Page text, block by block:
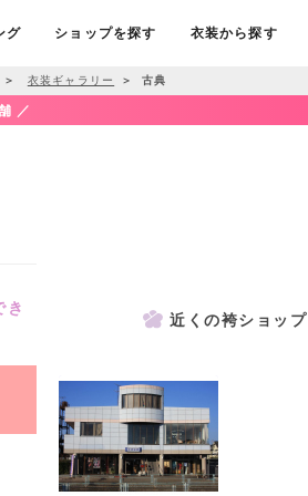
グ ショップを探す 衣装から探す
＞ 衣装ギャラリー ＞ 古典
／
き
近くの袴ショップ